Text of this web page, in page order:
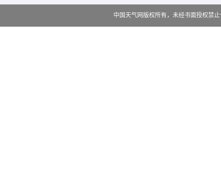
中国天气网版权所有，未经书面授权